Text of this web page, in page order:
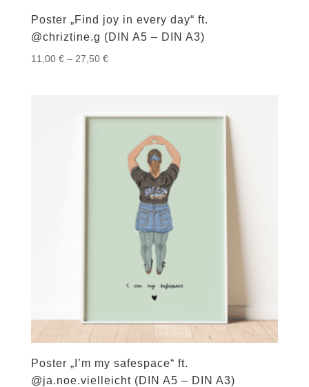
Poster „Find joy in every day“ ft.
@chriztine.g (DIN A5 – DIN A3)
11,00 € – 27,50 €Preisspanne:
Poster „I’m my safespace“ ft.
@ja.noe.vielleicht (DIN A5 – DIN A3)